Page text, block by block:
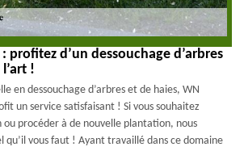
profitez d’un dessouchage d’arbres
!
en dessouchage d’arbres et de haies, WN
un service satisfaisant ! Si vous souhaitez
procéder à de nouvelle plantation, nous
qu’il vous faut ! Ayant travaillé dans ce domaine